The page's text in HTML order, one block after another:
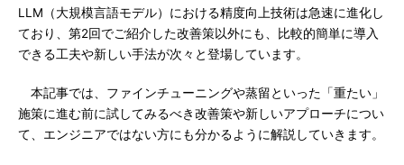
LLM（大規模言語モデル）における精度向上技術は急速に進化し
ており、第2回でご紹介した改善策以外にも、比較的簡単に導入
できる工夫や新しい手法が次々と登場しています。
本記事では、ファインチューニングや蒸留といった「重たい」
施策に進む前に試してみるべき改善策や新しいアプローチについ
て、エンジニアではない方にも分かるように解説していきます。